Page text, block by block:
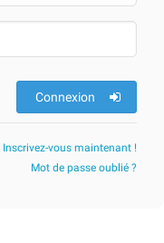
Connexion
Inscrivez-vous maintenant !
Mot de passe oublié ?